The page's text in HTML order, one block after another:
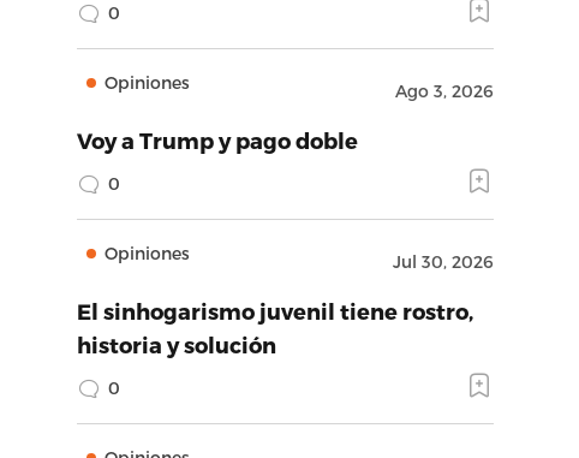
0
Opiniones Ago 3, 2026
Voy a Trump y pago doble
0
Opiniones Jul 30, 2026
El sinhogarismo juvenil tiene rostro,
historia y solución
0